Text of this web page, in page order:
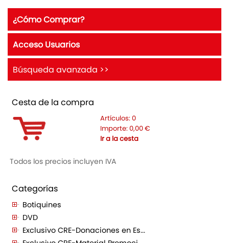
¿Cómo Comprar?
Acceso Usuarios
Búsqueda avanzada >>
Cesta de la compra
Artículos: 0
Importe: 0,00 €
Ir a la cesta
Todos los precios incluyen IVA
Categorías
Botiquines
DVD
Exclusivo CRE-Donaciones en Es...